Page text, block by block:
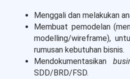
Menggali dan melakukan
Membuat pemodelan
modelling/wireframe),
rumusan kebutuhan bisnis.
Mendokumentasikan
SDD/BRD/FSD.